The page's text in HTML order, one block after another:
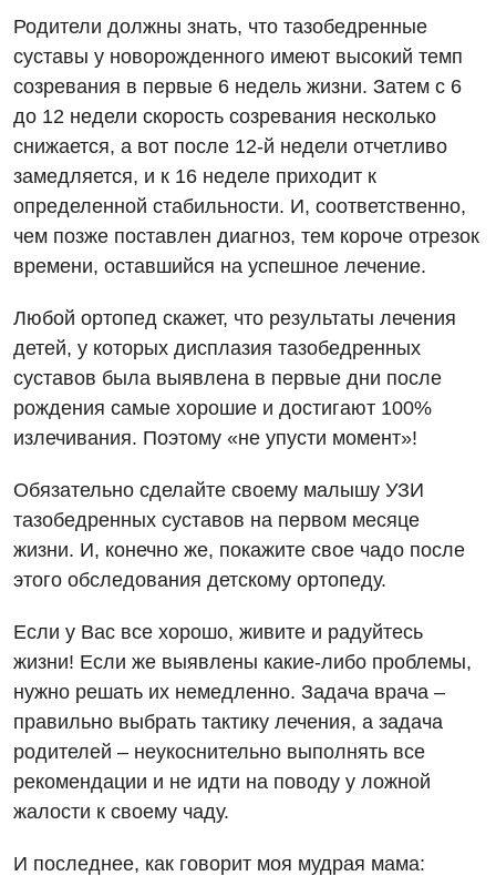
Родители должны знать, что тазобедренные
суставы у новорожденного имеют высокий темп
созревания в первые 6 недель жизни. Затем с 6
до 12 недели скорость созревания несколько
снижается, а вот после 12-й недели отчетливо
замедляется, и к 16 неделе приходит к
определенной стабильности. И, соответственно,
чем позже поставлен диагноз, тем короче отрезок
времени, оставшийся на успешное лечение.
Любой ортопед скажет, что результаты лечения
детей, у которых дисплазия тазобедренных
суставов была выявлена в первые дни после
рождения самые хорошие и достигают 100%
излечивания. Поэтому «не упусти момент»!
Обязательно сделайте своему малышу УЗИ
тазобедренных суставов на первом месяце
жизни. И, конечно же, покажите свое чадо после
этого обследования детскому ортопеду.
Если у Вас все хорошо, живите и радуйтесь
жизни! Если же выявлены какие-либо проблемы,
нужно решать их немедленно. Задача врача –
правильно выбрать тактику лечения, а задача
родителей – неукоснительно выполнять все
рекомендации и не идти на поводу у ложной
жалости к своему чаду.
И последнее, как говорит моя мудрая мама: